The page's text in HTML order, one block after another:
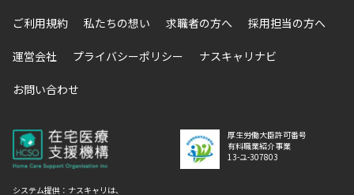
ご利用規約 私たちの想い 求職者の方へ 採用担当の方へ
運営会社 プライバシーポリシー ナスキャリナビ
お問い合わせ
厚生労働大臣許可番号
有料職業紹介事業
13-ユ-307803
システム提供：ナスキャリは、